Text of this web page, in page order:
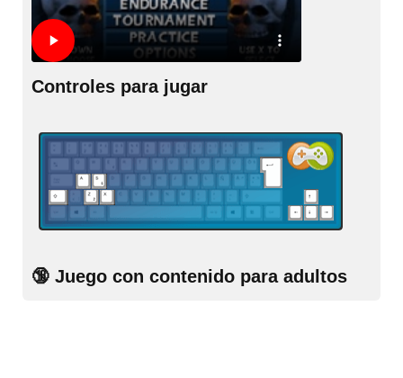
Controles para jugar
🔞 Juego con contenido para adultos